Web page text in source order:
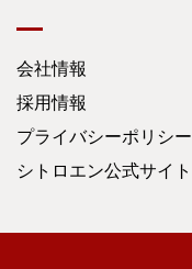
会社情報
採用情報
プライバシーポリシー
シトロエン公式サイト